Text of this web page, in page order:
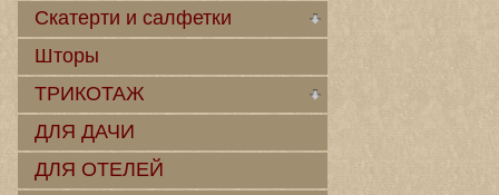
Скатерти и салфетки
Шторы
ТРИКОТАЖ
ДЛЯ ДАЧИ
ДЛЯ ОТЕЛЕЙ